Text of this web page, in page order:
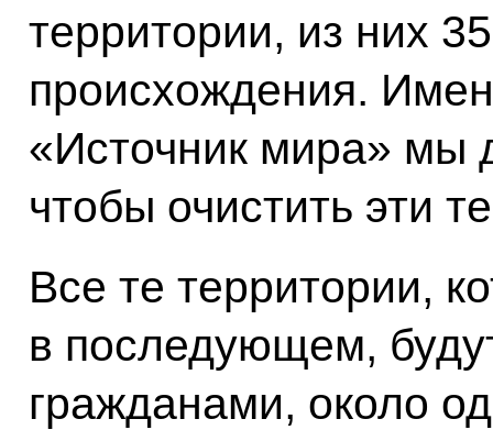
территории, из них
происхождения.
«Источник мира» мы
чтобы очистить эти
Все те территории,
в последующем,
гражданами, около